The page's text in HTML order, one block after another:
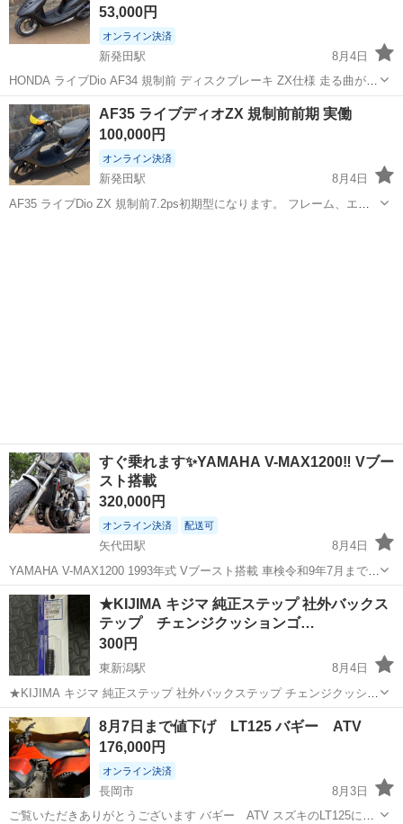
53,000円
オンライン決済
新発田駅
8月4日
HONDA ライブDio AF34 規制前 ディスクブレーキ ZX仕様 走る曲がる
止まる問題ありません。 外装は艶消し黒に塗装されています。 外装の
チリが合わない部分があります。 シートも破れあります。 全体的に状
態は...
新潟 新発田市 新発田駅 ホンダ ディスクブレーキ
AF35 ライブディオZX 規制前前期 実働
100,000円
オンライン決済
新発田駅
8月4日
AF35 ライブDio ZX 規制前7.2ps初期型になります。 フレーム、エン
すぐ乗れます✨YAMAHA V-MAX1200‼️ Vブー
スト搭載
320,000円
オンライン決済 配送可
矢代田駅
8月4日
YAMAHA V-MAX1200 1993年式 Vブースト搭載 車検令和9年7月まで
☆Vブースト搭載の迫力ある加速！ ☆車検たっぷりで即乗りOK！ ☆
カスタム済みで快適性・制動力も向上！ ◇1993年式 ◇走行距離：3...
新潟 新潟市 ヤマハ VMAX
★KIJIMA キジマ 純正ステップ 社外バックス
テップ チェンジクッションゴ…
300円
東新潟駅
8月4日
★KIJIMA キジマ 純正ステップ 社外バックステップ チェンジクッショ
ンゴム ブラック★新品になります。純正ステップや社外品バックステ
ップなどのシフトチェンジペダルやブレーキペダルの交換用ゴムで
す。以前に予備用に購入した...
新潟 新潟市 東新潟駅 その他
8月7日まで値下げ LT125 バギー ATV
176,000円
オンライン決済
長岡市
8月3日
ご覧いただきありがとうございます バギー ATV スズキのLT125にな